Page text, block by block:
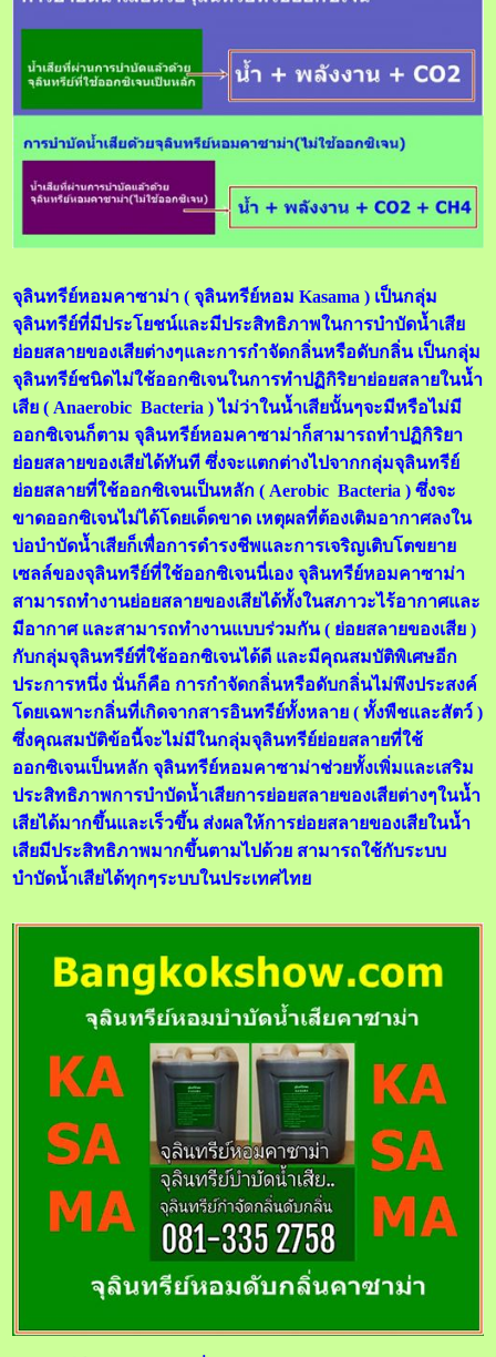
จุลินทรีย์หอมคาซาม่า ( จุลินทรีย์หอม Kasama ) เป็นกลุ่ม
จุลินทรีย์ที่มีประโยชน์และมีประสิทธิภาพในการบำบัดน้ำเสีย
ย่อยสลายของเสียต่างๆและการกำจัดกลิ่นหรือดับกลิ่น เป็นกลุ่ม
จุลินทรีย์ชนิดไม่ใช้ออกซิเจนในการทำปฏิกิริยาย่อยสลายในน้ำ
เสีย ( Anaerobic Bacteria ) ไม่ว่าในน้ำเสียนั้นๆจะมีหรือไม่มี
ออกซิเจนก็ตาม จุลินทรีย์หอมคาซาม่าก็สามารถทำปฏิกิริยา
ย่อยสลายของเสียได้ทันที ซึ่งจะแตกต่างไปจากกลุ่มจุลินทรีย์
ย่อยสลายที่ใช้ออกซิเจนเป็นหลัก (Aerobic Bacteria ) ซึ่งจะ
ขาดออกซิเจนไม่ได้โดยเด็ดขาด เหตุผลที่ต้องเติมอากาศลงใน
บ่อบำบัดน้ำเสียก็เพื่อการดำรงชีพและการเจริญเติบโตขยาย
เซลล์ของจุลินทรีย์ที่ใช้ออกซิเจนนี่เอง จุลินทรีย์หอมคาซาม่า
สามารถทำงานย่อยสลายของเสียได้ทั้งในสภาวะไร้อากาศและ
มีอากาศ และสามารถทำงานแบบร่วมกัน ( ย่อยสลายของเสีย )
กับกลุ่มจุลินทรีย์ที่ใช้ออกซิเจนได้ดี และมีคุณสมบัติพิเศษอีก
ประการหนึ่ง นั่นก็คือ การกำจัดกลิ่นหรือดับกลิ่นไม่พึงประสงค์
โดยเฉพาะกลิ่นที่เกิดจากสารอินทรีย์ทั้งหลาย ( ทั้งพืชและสัตว์ )
ซึ่งคุณสมบัติข้อนี้จะไม่มีในกลุ่มจุลินทรีย์ย่อยสลายที่ใช้
ออกซิเจนเป็นหลัก จุลินทรีย์หอมคาซาม่าช่วยทั้งเพิ่มและเสริม
ประสิทธิภาพการบำบัดน้ำเสียการย่อยสลายของเสียต่างๆในน้ำ
เสียได้มากขึ้นและเร็วขึ้น ส่งผลให้การย่อยสลายของเสียในน้ำ
เสียมีประสิทธิภาพมากขึ้นตามไปด้วย สามารถใช้กับระบบ
บำบัดน้ำเสียได้ทุกๆระบบในประเทศไทย